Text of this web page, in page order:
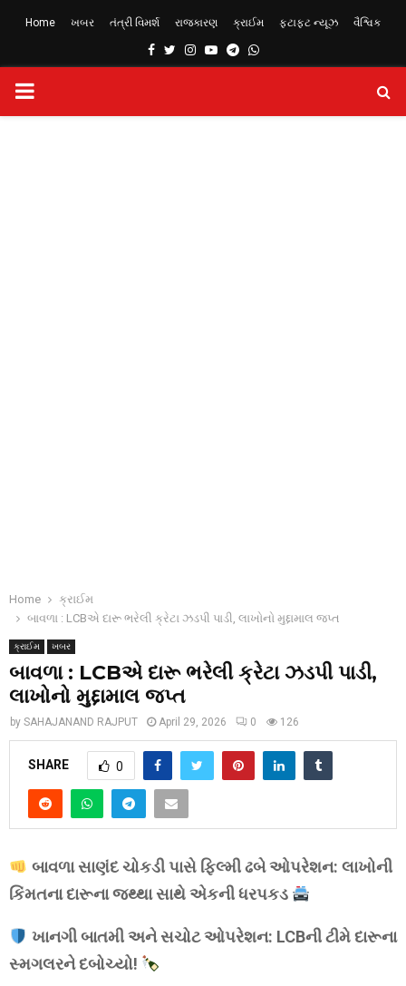
Home ખબર તંત્રી વિમર્શ રાજકારણ ક્રાઈમ ફટાફટ ન્યૂઝ વૈશ્વિક
Facebook
TwitterInstagram
YoutubeTelegram
Whatsapp
PRIMARY
Home
ક્રાઈમ
બાવળા : LCBએ દારૂ ભરેલી ક્રેટા ઝડપી પાડી, લાખોનો મુદ્દામાલ જપ્ત
ક્રાઈમ ખબર
બાવળા : LCBએ દારૂ ભરેલી ક્રેટા ઝડપી પાડી,
લાખોનો મુદ્દામાલ જપ્ત
by SAHAJANAND RAJPUT April 29, 2026 0 126
SHARE 0
બાવળા સાણંદ ચોકડી પાસે ફિલ્મી ઢબે ઓપરેશન: લાખોની
કિંમતના દારૂના જથ્થા સાથે એકની ધરપકડ
ખાનગી બાતમી અને સચોટ ઓપરેશન: LCBની ટીમે દારૂના
સ્મગલરને દબોચ્યો!